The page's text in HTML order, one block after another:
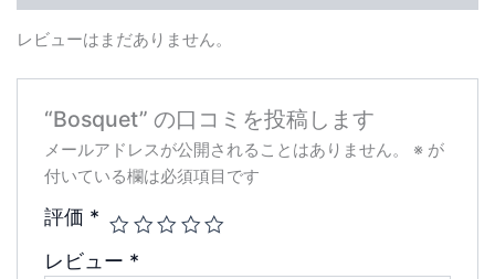
レビューはまだありません。
“Bosquet” の口コミを投稿します
メールアドレスが公開されることはありません。 ※ が
付いている欄は必須項目です
評価 *
レビュー *